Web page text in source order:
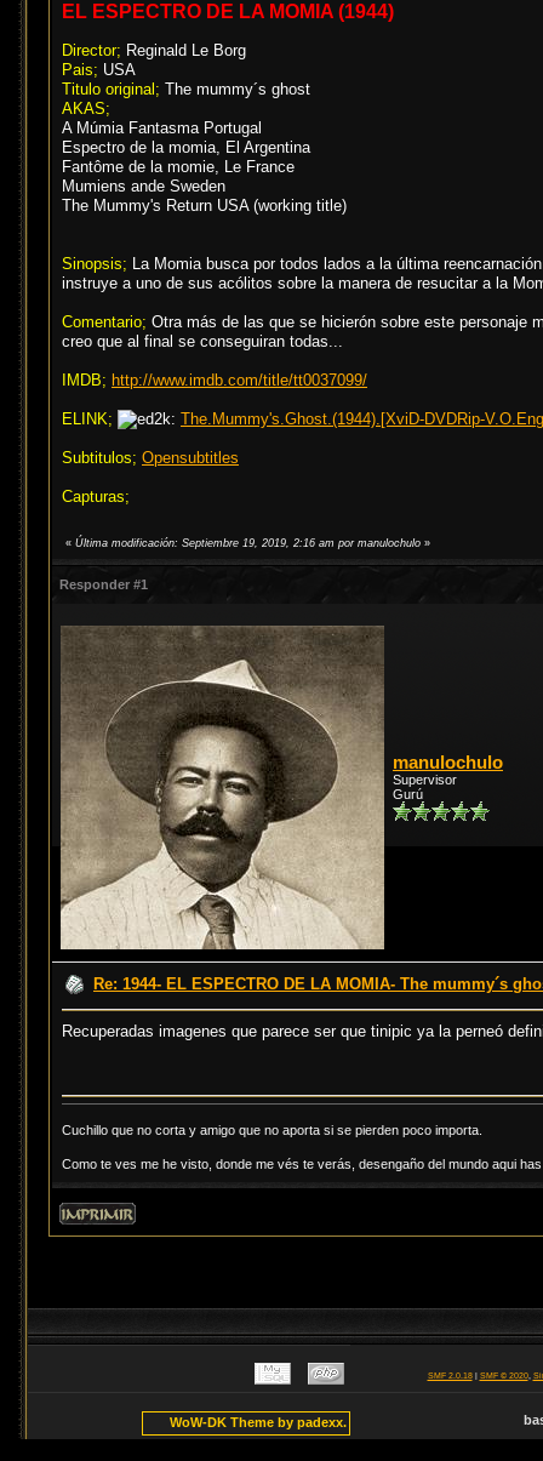
EL ESPECTRO DE LA MOMIA (1944)
Director; Reginald Le Borg
Pais; USA
Titulo original; The mummy´s ghost
AKAS;
A Múmia Fantasma Portugal
Espectro de la momia, El Argentina
Fantôme de la momie, Le France
Mumiens ande Sweden
The Mummy's Return USA (working title)
Sinopsis; La Momia busca por todos lados a la última
instruye a uno de sus acólitos sobre la manera de resucitar a la
Comentario; Otra más de las que se hicierón sobre este personaje
creo que al final se conseguiran todas...
IMDB; http://www.imdb.com/title/tt0037099/
ELINK; The.Mummy's.Ghost.(1944).[XviD-DVDRip-
Subtitulos; Opensubtitles
Capturas;
« Última modificación: Septiembre 19, 2019, 2:16 am por manulochulo »
Responder #1
manulochulo
Supervisor
Gurú
Re: 1944- EL ESPECTRO DE LA MOMIA- The mummy´s
Recuperadas imagenes que parece ser que tinipic ya la perneó
Cuchillo que no corta y amigo que no aporta si se pierden poco importa.
Como te ves me he visto, donde me vés te verás, desengaño del mundo aqui
SMF 2.0.18| SMF © 2020,
WoW-DK Theme by padexx.